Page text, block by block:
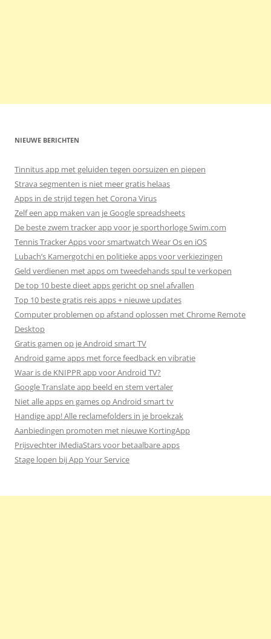
NIEUWE BERICHTEN
Tinnitus app met geluiden tegen oorsuizen en piepen
Strava segmenten is niet meer gratis helaas
Apps in de strijd tegen het Corona Virus
Zelf een app maken van je Google spreadsheets
De beste zwem tracker app voor je sporthorloge Swim.com
Tennis Tracker Apps voor smartwatch Wear Os en iOS
Lubach’s Kamergotchi en politieke apps voor verkiezingen
Geld verdienen met apps om tweedehands spul te verkopen
De top 10 beste dieet apps gericht op snel afvallen
Top 10 beste gratis reis apps + nieuwe updates
Computer problemen op afstand oplossen met Chrome Remote
Desktop
Gratis gamen op je Android smart TV
Android game apps met force feedback en vibratie
Waar is de KNIPPR app voor Android TV?
Google Translate app beeld en stem vertaler
Niet alle apps en games op Android smart tv
Handige app! Alle reclamefolders in je broekzak
Aanbiedingen promoten met nieuwe KortingApp
Prijsvechter iMediaStars voor betaalbare apps
Stage lopen bij App Your Service